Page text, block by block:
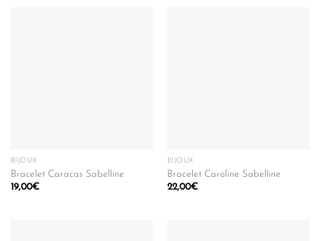
BIJOUX
Bracelet Caracas Sabelline
19,00€
BIJOUX
Bracelet Caroline Sabelline
22,00€